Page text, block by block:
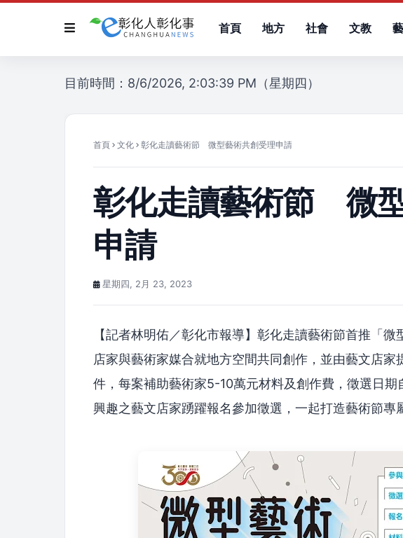
首頁 地方 社會 文教
目前時間：8/6/2026, 2:03:39 PM（星期四）
首頁 文化 彰化走讀藝術節 微型藝術共創受理申請
彰化走讀藝術節 微
申請
星期四, 2月 23, 2023
【記者林明佑／彰化市報導】彰化走讀藝術節首推「
店家與藝術家媒合就地方空間共同創作，並由藝文店
件，每案補助藝術家5-10萬元材料及創作費，徵選日期
興趣之藝文店家踴躍報名參加徵選，一起打造藝術節專